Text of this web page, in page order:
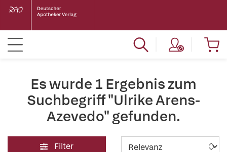
Es wurde 1 Ergebnis zum
Suchbegriff "Ulrike Arens-
Azevedo" gefunden.
Filter